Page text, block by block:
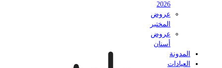
عروض
المختبر
عروض
أسنان
المدونة
العيادات